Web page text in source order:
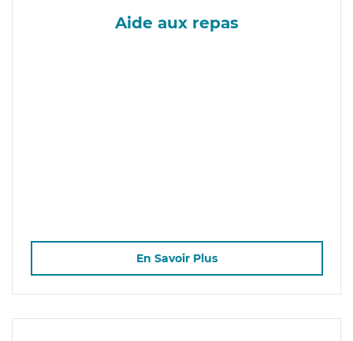
Aide aux repas
En Savoir Plus